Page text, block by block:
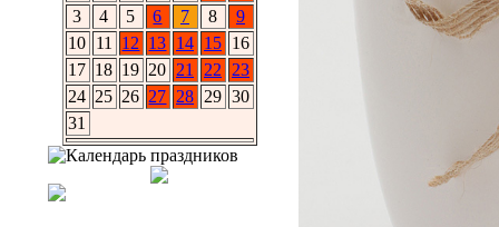
3
4 5 6 7 8
9
10 11 12 13 14 15 16
17 18 19 20 21 22
23
24 25 26 27 28 29 30
31